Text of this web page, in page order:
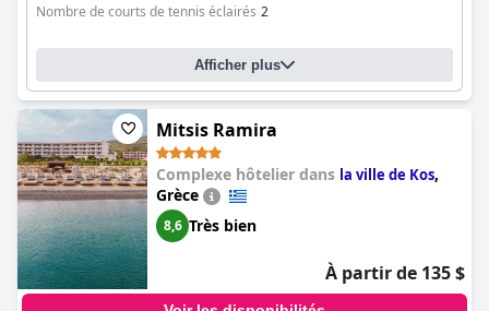
Nombre de courts de tennis éclairés 2
Afficher plus
Mitsis Ramira
Complexe hôtelier dans la ville de Kos,
Grèce
8,6 Très bien
À partir de 135 $